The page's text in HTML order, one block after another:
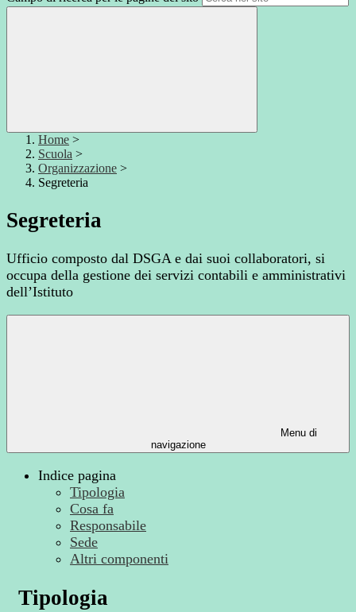
Home >
Scuola >
Organizzazione >
Segreteria
Segreteria
Ufficio composto dal DSGA e dai suoi collaboratori, si
occupa della gestione dei servizi contabili e amministrativi
dell’Istituto
Menu di
navigazione
Indice pagina
Tipologia
Cosa fa
Responsabile
Sede
Altri componenti
Tipologia